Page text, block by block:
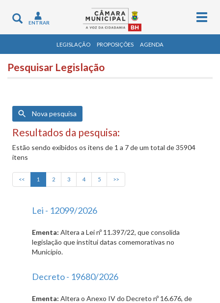
Toggle
navigation
ENTRAR
LEGISLAÇÃO PROPOSIÇÕES AGENDA
Pesquisar Legislação
Nova pesquisa
Resultados da pesquisa:
Estão sendo exibidos os itens de 1 a 7 de um total de 35904
itens
<< 1 2 3 4 5 >>
Lei - 12099/2026
Ementa: Altera a Lei nº 11.397/22, que consolida
legislação que institui datas comemorativas no
Município.
Decreto - 19680/2026
Ementa: Altera o Anexo IV do Decreto nº 16.676, de